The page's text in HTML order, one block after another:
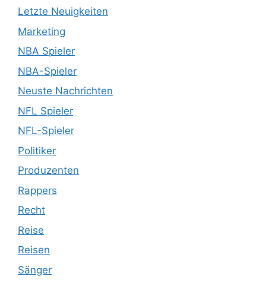
Letzte Neuigkeiten
Marketing
NBA Spieler
NBA-Spieler
Neuste Nachrichten
NFL Spieler
NFL-Spieler
Politiker
Produzenten
Rappers
Recht
Reise
Reisen
Sänger